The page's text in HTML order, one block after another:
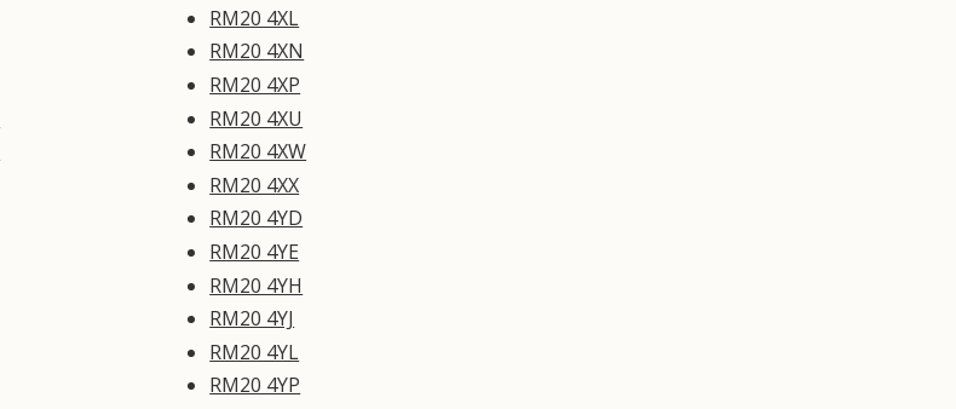
RM20 4XL
RM20 4XN
RM20 4XP
RM20 4XU
RM20 4XW
RM20 4XX
RM20 4YD
RM20 4YE
RM20 4YH
RM20 4YJ
RM20 4YL
RM20 4YP